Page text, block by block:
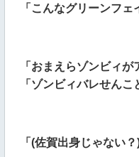
「こんなグリーンフェ
「おまえらゾンビィ
「ゾンビィバレせん
「(佐賀出身じゃない